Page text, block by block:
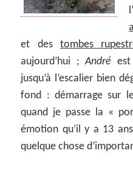
et des tombes
aujourd’hui ;André
jusqu’à l’escalier bien
fond : démarrage sur
quand je passe la «
émotion qu’il y a 13
quelque chose